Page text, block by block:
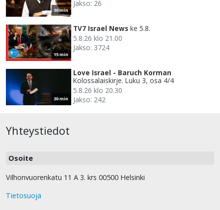
30 min
Jakso: 26
15 min
TV7 Israel News ke 5.8.
5.8.26 klo 21.00
Jakso: 3724
30 min
Love Israel - Baruch Korman
Kolossalaiskirje. Luku 3, osa 4/4
5.8.26 klo 20.30
Jakso: 242
Yhteystiedot
Osoite
Vilhonvuorenkatu 11 A 3. krs 00500 Helsinki
Tietosuoja